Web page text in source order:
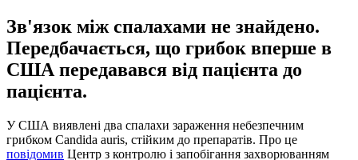
Зв'язок між спалахами не знайдено.
Передбачається, що грибок вперше в
США передавався від пацієнта до
пацієнта.
У США виявлені два спалахи зараження небезпечним
грибком Candida auris, стійким до препаратів. Про це
повідомив Центр з контролю і запобігання захворюванням